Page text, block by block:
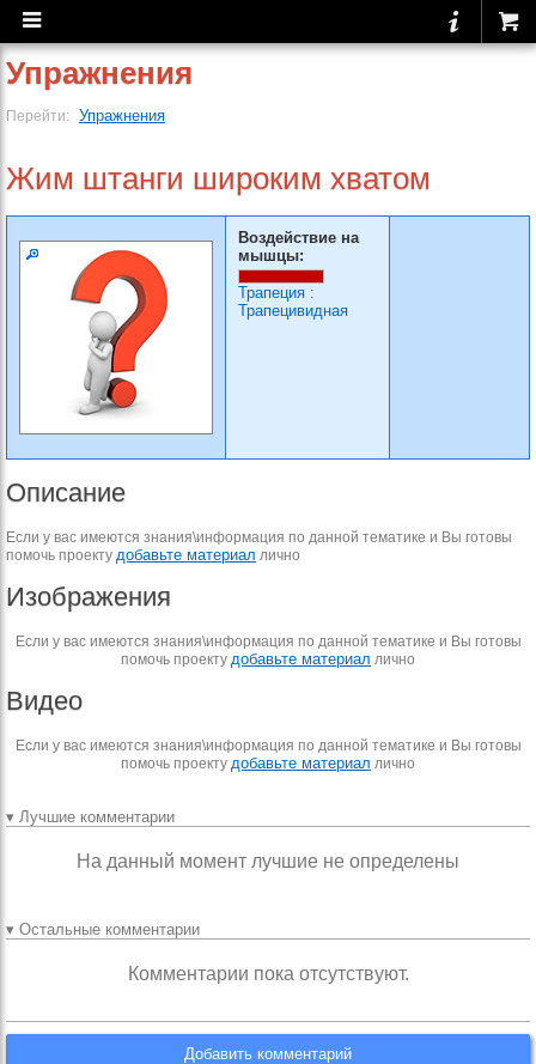
Упражнения
Перейти: Упражнения
Жим штанги широким хватом
Воздействие на
мышцы:
Трапеция :
Трапецивидная
Описание
Если у вас имеются знания\информация по данной тематике и Вы готовы
помочь проекту добавьте материал лично
Изображения
Если у вас имеются знания\информация по данной тематике и Вы готовы
помочь проекту добавьте материал лично
Видео
Если у вас имеются знания\информация по данной тематике и Вы готовы
помочь проекту добавьте материал лично
▾ Лучшие комментарии
На данный момент лучшие не определены
▾ Остальные комментарии
Комментарии пока отсутствуют.
Добавить комментарий